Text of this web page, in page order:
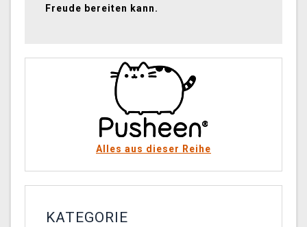
Freude bereiten kann.
Alles aus dieser Reihe
KATEGORIE